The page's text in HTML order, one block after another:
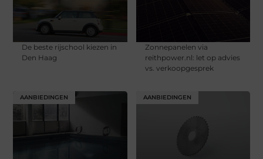
De beste rijschool kiezen in
Den Haag
Zonnepanelen via
reithpower.nl: let op advies
vs. verkoopgesprek
AANBIEDINGEN AANBIEDINGEN